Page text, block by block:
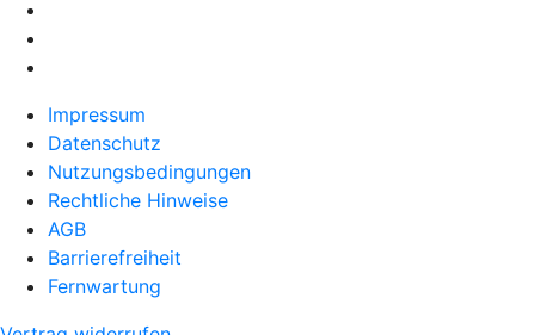
Impressum
Datenschutz
Nutzungsbedingungen
Rechtliche Hinweise
AGB
Barrierefreiheit
Fernwartung